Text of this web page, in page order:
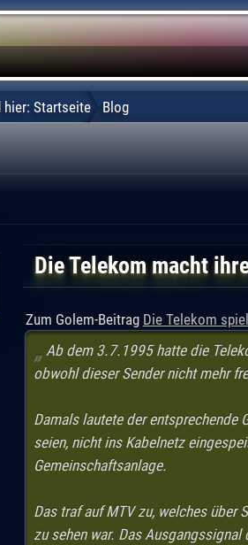
hier: Startseite Blog
Die Telekom macht
Zum Golem-Beitrag Die Telekom
Ab dem 3.7.1995 hatte die
obwohl dieser Sender nicht mehr
Damals lautete der entsprechende
seien, nicht ins Kabelnetz
Gemeinschaftsanlage.
Das traf auf MTV zu, welches über
zu sehen war. Das